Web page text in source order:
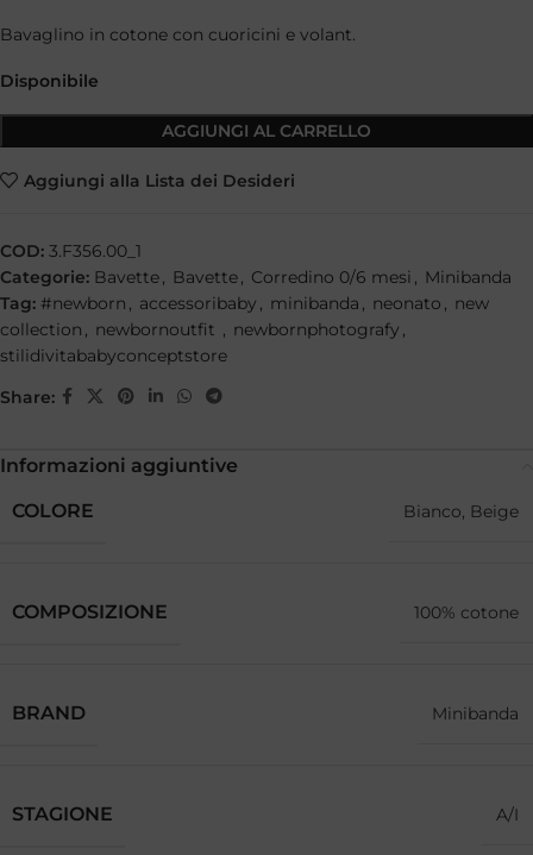
Bavaglino in cotone con cuoricini e volant.
Disponibile
AGGIUNGI AL CARRELLO
Aggiungi alla Lista dei Desideri
COD: 3.F356.00_1
Categorie: Bavette, Bavette, Corredino 0/6 mesi , Minibanda
Tag: #newborn , accessoribaby , minibanda , neonato , new
collection , newbornoutfit , newbornphotografy ,
stilidivitababyconceptstore
Share:
Informazioni aggiuntive
COLORE
Bianco, Beige
COMPOSIZIONE 100% cotone
BRAND Minibanda
STAGIONE A/I